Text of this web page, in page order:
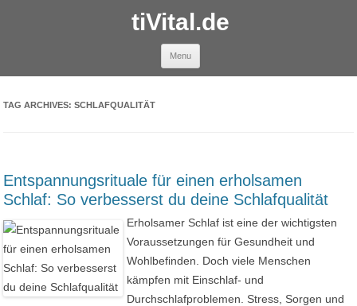
tiVital.de
Menu
TAG ARCHIVES:SCHLAFQUALITÄT
Entspannungsrituale für einen erholsamen
Schlaf: So verbesserst du deine Schlafqualität
Erholsamer Schlaf ist eine der wichtigsten
Voraussetzungen für Gesundheit und
Wohlbefinden. Doch viele Menschen
kämpfen mit Einschlaf- und
Durchschlafproblemen. Stress, Sorgen und